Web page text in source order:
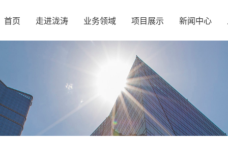
首页 走进泷涛 业务领域 项目展示 新闻中心